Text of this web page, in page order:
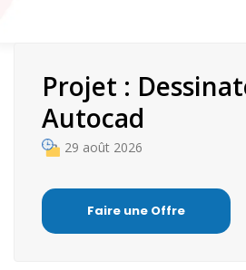
Projet :
Autocad
29 août 2026
Faire une Offre